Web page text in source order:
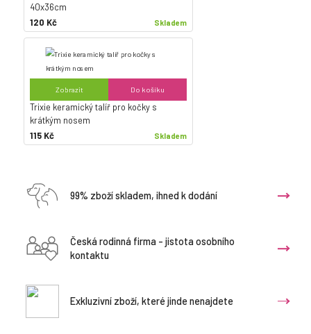
40x36cm
120 Kč
Skladem
Zobrazit Do košíku
Trixie keramický talíř pro kočky s
krátkým nosem
115 Kč
Skladem
99% zboží skladem, ihned k dodání
Česká rodinná firma - jistota osobního
kontaktu
Exkluzivní zboží, které jinde nenajdete